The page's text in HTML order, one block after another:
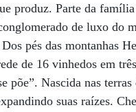
produz. Parte da
de luxo do
pés das montanhas
de 16 vinhedos em
põe”. Nascida nas
suas raízes.